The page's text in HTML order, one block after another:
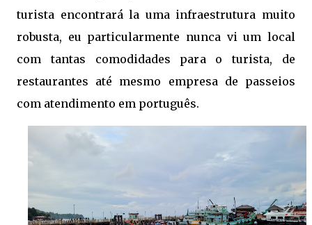
turista encontrará la uma infraestrutura muito
robusta, eu particularmente nunca vi um local
com tantas comodidades para o turista, de
restaurantes até mesmo empresa de passeios
com atendimento em português.